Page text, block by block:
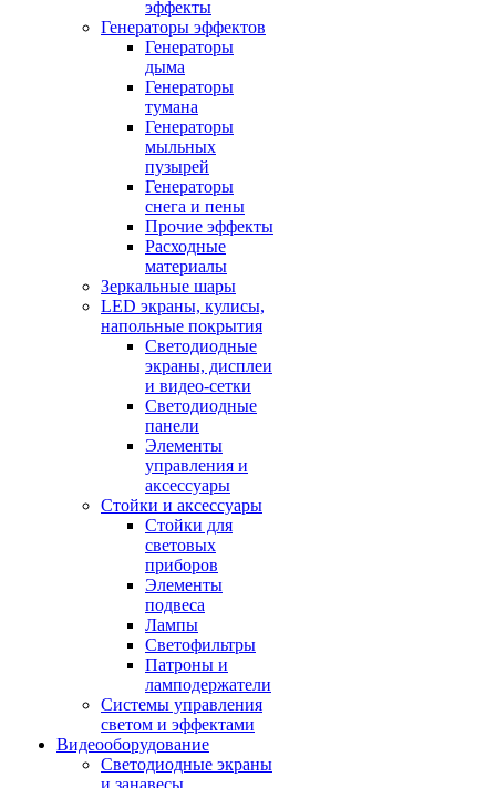
эффекты
Генераторы эффектов
Генераторы
дыма
Генераторы
тумана
Генераторы
мыльных
пузырей
Генераторы
снега и пены
Прочие эффекты
Расходные
материалы
Зеркальные шары
LED экраны, кулисы,
напольные покрытия
Светодиодные
экраны, дисплеи
и видео-сетки
Светодиодные
панели
Элементы
управления и
аксессуары
Стойки и аксессуары
Стойки для
световых
приборов
Элементы
подвеса
Лампы
Светофильтры
Патроны и
ламподержатели
Системы управления
светом и эффектами
Видеооборудование
Светодиодные экраны
и занавесы